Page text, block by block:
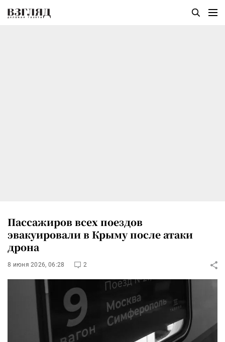
Пассажиров всех поездов
эвакуировали в Крыму после атаки
дрона
8 июня 2026, 06:28 2